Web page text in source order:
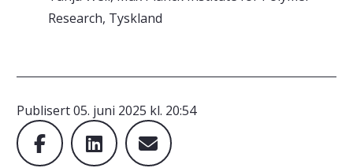
Research, Tyskland
Publisert05. juni 2025 kl. 20:54